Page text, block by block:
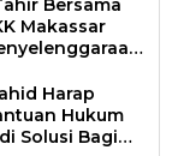
Bersama
Makassar
Harap
Hukum
Solusi Bagi